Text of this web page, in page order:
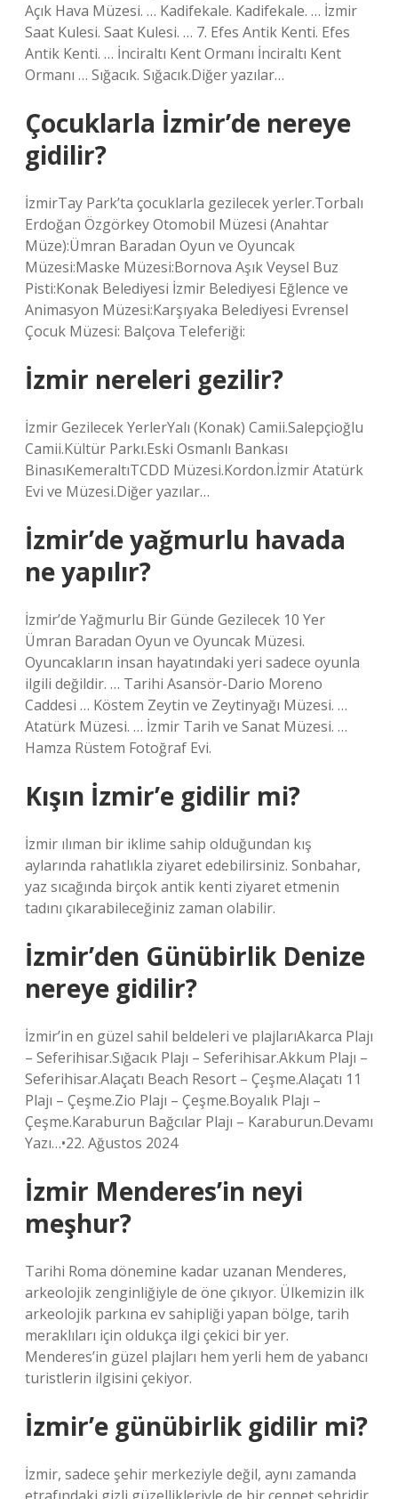
Açık Hava Müzesi. … Kadifekale. Kadifekale. … İzmir
Saat Kulesi. Saat Kulesi. … 7. Efes Antik Kenti. Efes
Antik Kenti. … İnciraltı Kent Ormanı İnciraltı Kent
Ormanı … Sığacık. Sığacık.Diğer yazılar…
Çocuklarla İzmir’de nereye
gidilir?
İzmirTay Park’ta çocuklarla gezilecek yerler.Torbalı
Erdoğan Özgörkey Otomobil Müzesi (Anahtar
Müze):Ümran Baradan Oyun ve Oyuncak
Müzesi:Maske Müzesi:Bornova Aşık Veysel Buz
Pisti:Konak Belediyesi İzmir Belediyesi Eğlence ve
Animasyon Müzesi:Karşıyaka Belediyesi Evrensel
Çocuk Müzesi: Balçova Teleferiği:
İzmir nereleri gezilir?
İzmir Gezilecek YerlerYalı (Konak) Camii.Salepçioğlu
Camii.Kültür Parkı.Eski Osmanlı Bankası
BinasıKemeraltıTCDD Müzesi.Kordon.İzmir Atatürk
Evi ve Müzesi.Diğer yazılar…
İzmir’de yağmurlu havada
ne yapılır?
İzmir’de Yağmurlu Bir Günde Gezilecek 10 Yer
Ümran Baradan Oyun ve Oyuncak Müzesi.
Oyuncakların insan hayatındaki yeri sadece oyunla
ilgili değildir. … Tarihi Asansör-Dario Moreno
Caddesi … Köstem Zeytin ve Zeytinyağı Müzesi. …
Atatürk Müzesi. … İzmir Tarih ve Sanat Müzesi. …
Hamza Rüstem Fotoğraf Evi.
Kışın İzmir’e gidilir mi?
İzmir ılıman bir iklime sahip olduğundan kış
aylarında rahatlıkla ziyaret edebilirsiniz. Sonbahar,
yaz sıcağında birçok antik kenti ziyaret etmenin
tadını çıkarabileceğiniz zaman olabilir.
İzmir’den Günübirlik Denize
nereye gidilir?
İzmir’in en güzel sahil beldeleri ve plajlarıAkarca Plajı
– Seferihisar.Sığacık Plajı – Seferihisar.Akkum Plajı –
Seferihisar.Alaçatı Beach Resort – Çeşme.Alaçatı 11
Plajı – Çeşme.Zio Plajı – Çeşme.Boyalık Plajı –
Çeşme.Karaburun Bağcılar Plajı – Karaburun.Devamı
Yazı…•22. Ağustos 2024
İzmir Menderes’in neyi
meşhur?
Tarihi Roma dönemine kadar uzanan Menderes,
arkeolojik zenginliğiyle de öne çıkıyor. Ülkemizin ilk
arkeolojik parkına ev sahipliği yapan bölge, tarih
meraklıları için oldukça ilgi çekici bir yer.
Menderes’in güzel plajları hem yerli hem de yabancı
turistlerin ilgisini çekiyor.
İzmir’e günübirlik gidilir mi?
İzmir, sadece şehir merkeziyle değil, aynı zamanda